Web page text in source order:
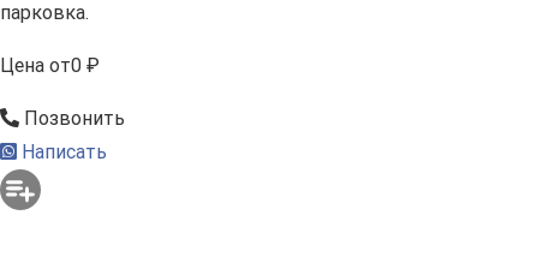
парковка.
Цена от0 ₽
Позвонить
Написать